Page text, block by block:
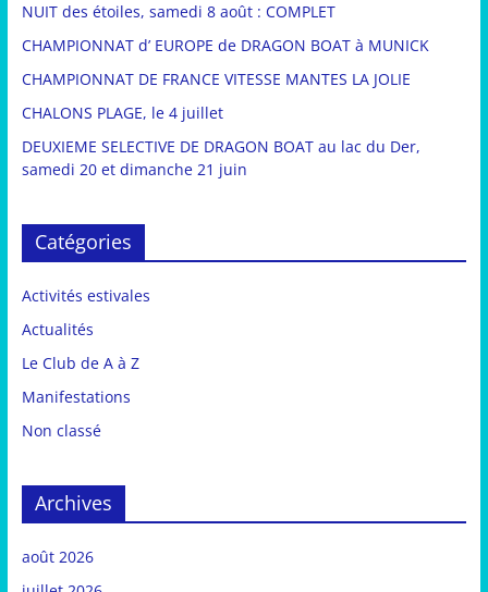
NUIT des étoiles, samedi 8 août : COMPLET
CHAMPIONNAT d’ EUROPE de DRAGON BOAT à MUNICK
CHAMPIONNAT DE FRANCE VITESSE MANTES LA JOLIE
CHALONS PLAGE, le 4 juillet
DEUXIEME SELECTIVE DE DRAGON BOAT au lac du Der,
samedi 20 et dimanche 21 juin
Catégories
Activités estivales
Actualités
Le Club de A à Z
Manifestations
Non classé
Archives
août 2026